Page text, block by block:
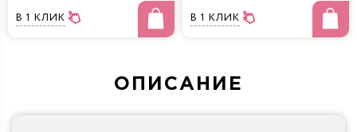
В 1 КЛИК В 1 КЛИК
ОПИСАНИЕ